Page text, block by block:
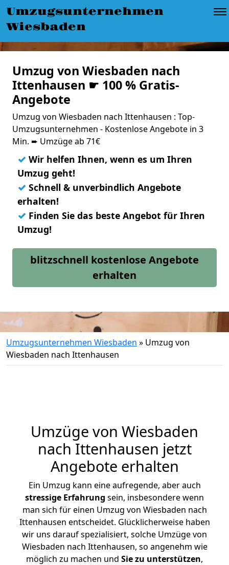
Umzugsunternehmen
Wiesbaden
Umzug von Wiesbaden nach
Ittenhausen ☛ 100 % Gratis-
Angebote
Umzug von Wiesbaden nach Ittenhausen : Top-
Umzugsunternehmen - Kostenlose Angebote in 3
Min. ➨ Umzüge ab 71€
✓ Wir helfen Ihnen, wenn es um Ihren
Umzug geht!
✓ Schnell & unverbindlich Angebote
erhalten!
✓ Finden Sie das beste Angebot für Ihren
Umzug!
blitzschnell kostenlose Angebote
erhalten
Umzugsunternehmen Wiesbaden » Umzug von
Wiesbaden nach Ittenhausen
Umzüge von Wiesbaden
nach Ittenhausen jetzt
Angebote erhalten
Ein Umzug kann eine aufregende, aber auch
stressige Erfahrung sein, insbesondere wenn
man sich für einen Umzug von Wiesbaden nach
Ittenhausen entscheidet. Glücklicherweise haben
wir uns darauf spezialisiert, solche Umzüge von
Wiesbaden nach Ittenhausen, so angenehm wie
möglich zu machen und Sie zu unterstützen,